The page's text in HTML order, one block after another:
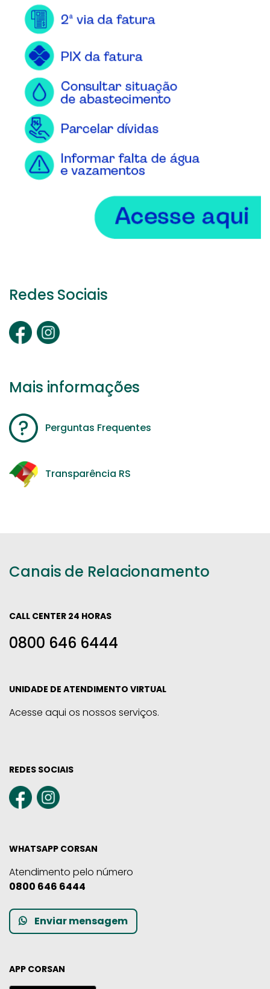
Redes Sociais
Mais informações
Perguntas Frequentes
Transparência RS
Canais de Relacionamento
CALL CENTER 24 HORAS
0800 646 6444
UNIDADE DE ATENDIMENTO VIRTUAL
Acesse aqui os nossos serviços.
REDES SOCIAIS
WHATSAPP CORSAN
Atendimento pelo número
0800 646 6444
Enviar mensagem
APP CORSAN